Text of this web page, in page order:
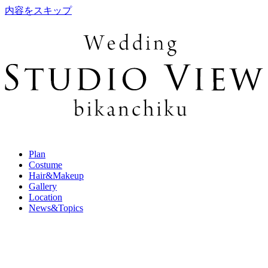
内容をスキップ
Plan
Costume
Hair&Makeup
Gallery
Location
News&Topics